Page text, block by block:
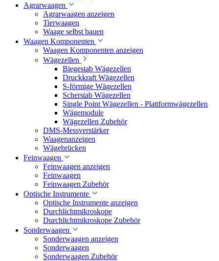
Agrarwaagen
Agrarwaagen anzeigen
Tierwaagen
Waage selbst bauen
Waagen Komponenten
Waagen Komponenten anzeigen
Wägezellen
Biegestab Wägezellen
Druckkraft Wägezellen
S-förmige Wägezellen
Scherstab Wägezellen
Single Point Wägezellen - Plattformwägezellen
Wägemodule
Wägezellen Zubehör
DMS-Messverstärker
Waagenanzeigen
Wägebrücken
Feinwaagen
Feinwaagen anzeigen
Feinwaagen
Feinwaagen Zubehör
Optische Instrumente
Optische Instrumente anzeigen
Durchlichtmikroskope
Durchlichtmikroskope Zubehör
Sonderwaagen
Sonderwaagen anzeigen
Sonderwaagen
Sonderwaagen Zubehör